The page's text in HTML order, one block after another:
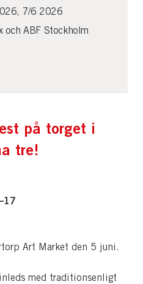
på torget i
tre!
Art Market den 5 juni.
med traditionsenligt
7/6 2026
och ABF Stockholm